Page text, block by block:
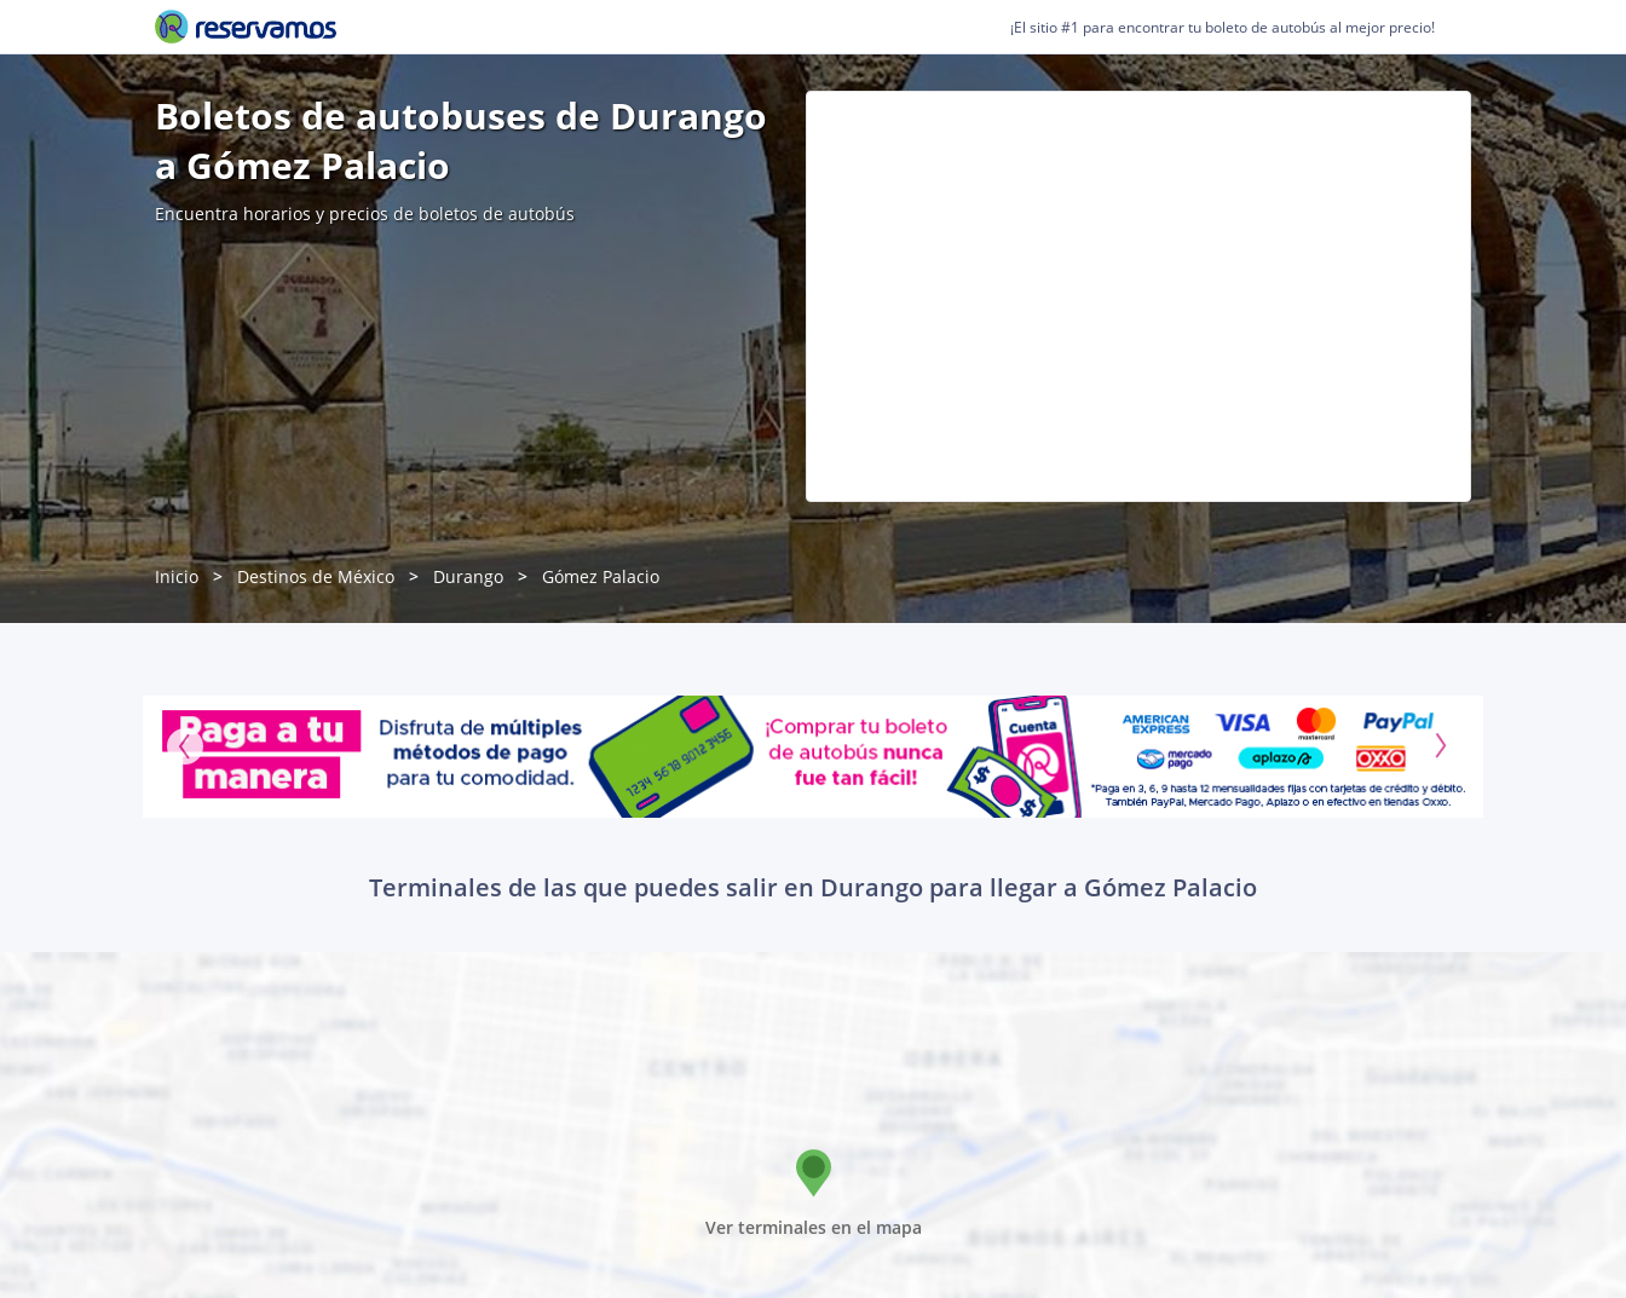
¡El sitio #1 para encontrar tu boleto de autobús al mejor precio!
Boletos de autobuses de Durango
a Gómez Palacio
Encuentra horarios y precios de boletos de autobús
Inicio Destinos de México Durango Gómez Palacio
Terminales de las que puedes salir en Durango para llegar a Gómez Palacio
Ver terminales en el mapa